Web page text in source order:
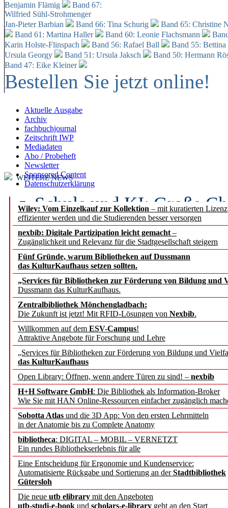
Benjamin Flämig
Band 67:
Wilfried Sühl-Strohmenger
Jan-Pieter Barbian
Band 66: Tina Schurig
Band 65: Christine
Band 61: Martina Haller
Band 60: Leonie Flachsmann
Karin Holste-Flinspach
Band 56: Rafael Ball
Band 55:
Ursula Georgy
Band 51: Ursula Jaksch Band 50: Hermann
Band 47: Eike Kleiner
Bestellen Sie jetzt online!
Aktuelle Ausgabe
Archiv
fachbuchjournal
Zeitschrift IWP
Mediadaten
Abo / Probeheft
Newsletter
Sponsored Content
Datenschutzerklärung
Wiley: Vom Einzelkauf zur Kollektion – mit kuratierten
effizienter werden und die Studierenden besser versorgen
nexbib: Digitale Partizipation leicht gemacht –
Zugänglichkeit und Relevanz für die Stadtgesellschaft steigern
Fünf Gründe, warum Bibliotheken auf Dussmann
das KulturKaufhaus setzen sollten.
„Services für Bibliotheken zur Förderung von Bildung und
Dussmann das KulturKaufhaus.
Zentralbibliothek Mönchengladbach:
Die Zukunft ist jetzt! Mit RFID-Lösungen von Nexbib.
Willkommen auf dem ESV-Campus!
Attraktive Angebote für Forschung und Lehre
„Services für Bibliotheken zur Förderung von Bildung und
das KulturKaufhaus
Open Library: Öffnen, wenn andere Türen zu sind! – nexbib
H+H Software GmbH: Die Bibliothek als Information-Broker
Wie Sie mit HAN Online-Ressourcen einfacher zugänglich
Sobotta Atlas und die 3D App: Von den ersten Lehrmitteln
in der Anatomie bis zu Complete Anatomy
bibliotheca: DIGITAL – MOBIL – VERNETZT
Ein rundes Bibliothekserlebnis für alle
Eine Entscheidung für Ergonomie und Kundenservice:
Automatisierte Rückgabe und Sortierung an derStadtbibliothek
Gütersloh
Die neue utb elibrary mit den Angeboten
utb-studi-e-book und scholars-e-library geht an den Start
WEITERE NEWS
Schule und KI: Große
Voraussetzungen
Erfolgreiches erstes
Segment Research –
angepasst
konstruktiv!
Mohr Siebeck
und die Zeitschrift für
Francke Attempto
EBSCO Information
Recherchefunktionen in
Sorbisches Institut neu
Geschichte und